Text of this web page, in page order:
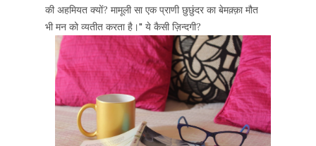
की अहमियत क्यों? मामूली सा एक प्राणी छुछुंदर का बेमक़्क़ा मौत
भी मन को व्यतीत करता है।" ये कैसी ज़िन्दगी?